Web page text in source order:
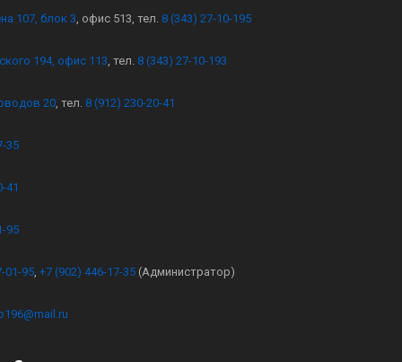
107, блок 3, офис 513, тел. 8 (343) 27-10-195
194, офис 113, тел. 8 (343) 27-10-193
20, тел. 8 (912) 230-20-41
35
41
95
01-95, +7 (902) 446-17-35 (Администратор)